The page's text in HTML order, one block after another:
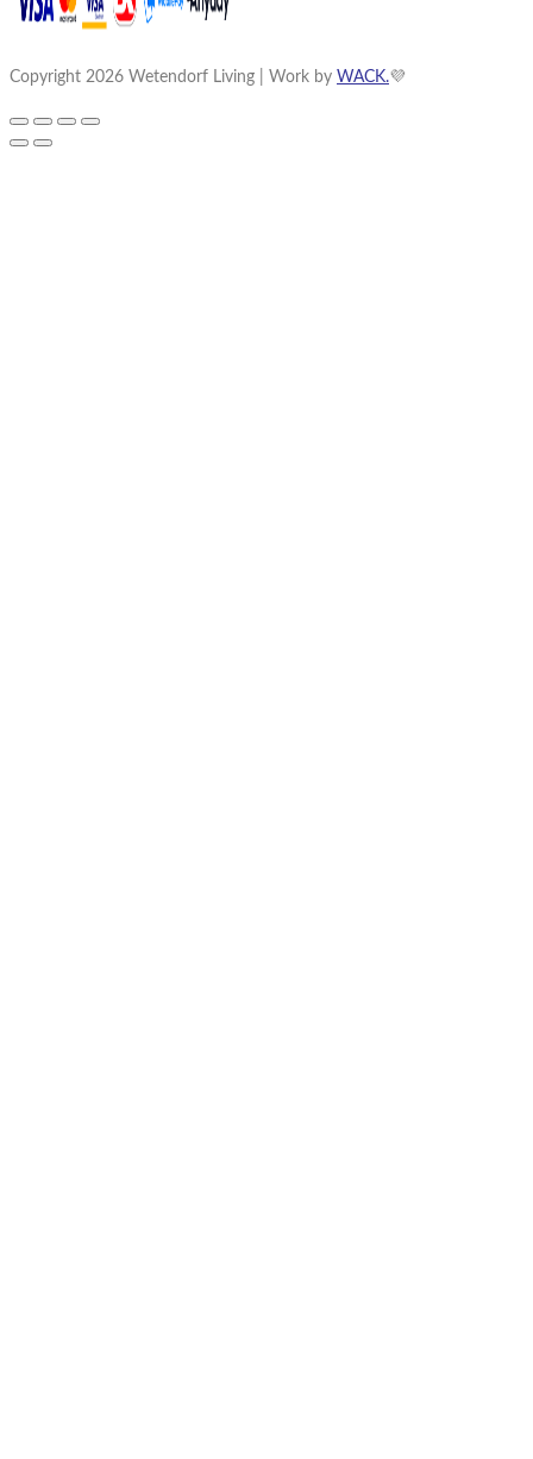
Copyright 2026 Wetendorf Living | Work by WACK.💜